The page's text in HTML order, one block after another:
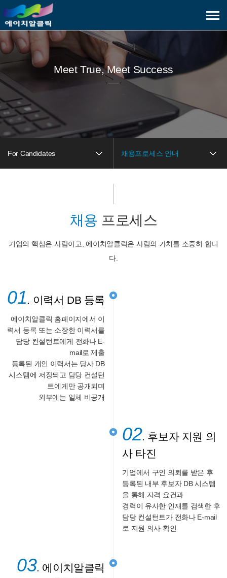
메
Meet True, Meet Success
For Candidates 채용프로세스 안내
채용 프로세스
기업의 핵심은 사람이고, 에이치알클릭은 사람의 가치를 소중히 합니
다.
01. 이력서 DB 등록
에이치알클릭 홈페이지에서 이
력서 등록 또는 소장한 이력서를
담당 컨설턴트에게 전화나 E-
mail로 제출
등록된 개인 이력서는 당사 DB
시스템에 저장되고 담당 컨설턴
트에게만 공개되며
외부에는 일체 비공개
02. 후보자 지원 의
사 타진
기업에서 구인 의뢰를 받은 후
등록된 내부 후보자 DB 시스템
을 통해 자격 요건과
경력이 유사한 인재를 검색한 후
담당 컨설턴트가 전화나 E-mail
로 지원 의사 확인
03. 에이치알클릭